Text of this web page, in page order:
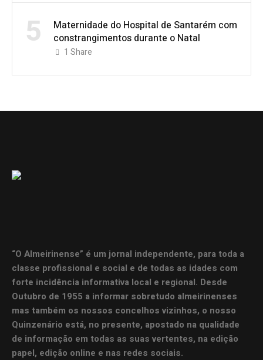
5
Maternidade do Hospital de Santarém com
constrangimentos durante o Natal
1 Share
“O Almeirinense” é um jornal independente, para toda a
classe profissional e social e de todas as idades com
forte incidência informativa local e regional. Desde
Outubro de 1955 a informar sobretudo almeirinenses
mas também os nossos concelhos vizinhos, o nosso
Quinzenário está, no presente, apostado na qualidade
de informação em todas as suas vertentes, na edição
papel, edição online e nas redes sociais.